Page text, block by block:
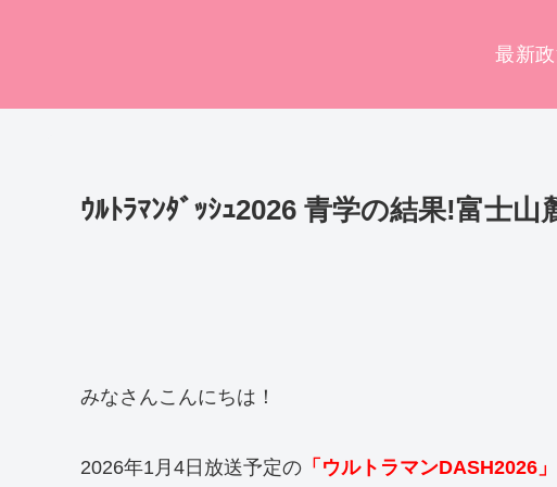
最新
ｳﾙﾄﾗﾏﾝﾀﾞｯｼｭ2026 青学の結果!富士
みなさんこんにちは！
2026年1月4日放送予定の 「ウルトラマンDASH2026」